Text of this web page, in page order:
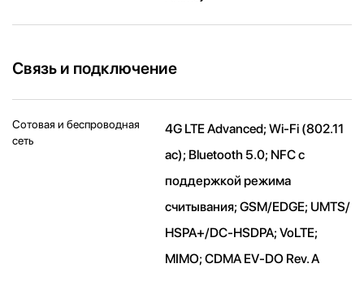
Связь и подключение
Сотовая и беспроводная
сеть
4G LTE Advanced; Wi-Fi (802.11​
ac); Bluetooth 5.0; NFC с
поддержкой режима
считывания; GSM/EDGE; UMTS/​
HSPA+/​DC-HSDPA; VoLTE;
MIMO; CDMA EV-DO Rev. A